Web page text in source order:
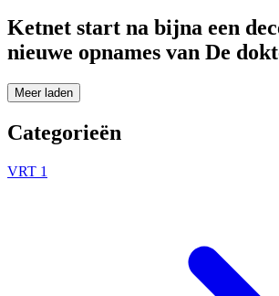
Ketnet start na bijna een
nieuwe opnames van De
Meer laden
Categorieën
VRT 1